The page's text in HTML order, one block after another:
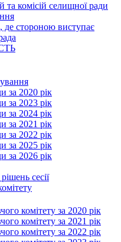
та комісій селищної ради
де стороною виступає
за 2020 рік
за 2023 рік
за 2024 рік
за 2021 рік
за 2022 рік
за 2025 рік
за 2026 рік
сесії
комітету за 2020 рік
комітету за 2021 рік
комітету за 2022 рік